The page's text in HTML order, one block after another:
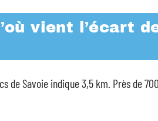
vient l’écart
de Savoie indique 3,5 km. Près de